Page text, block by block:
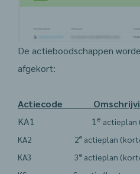
De actieboodschappen
afgekort:
Actiecode
KA1 1 e
KA2 2e actieplan
KA3 3e actieplan